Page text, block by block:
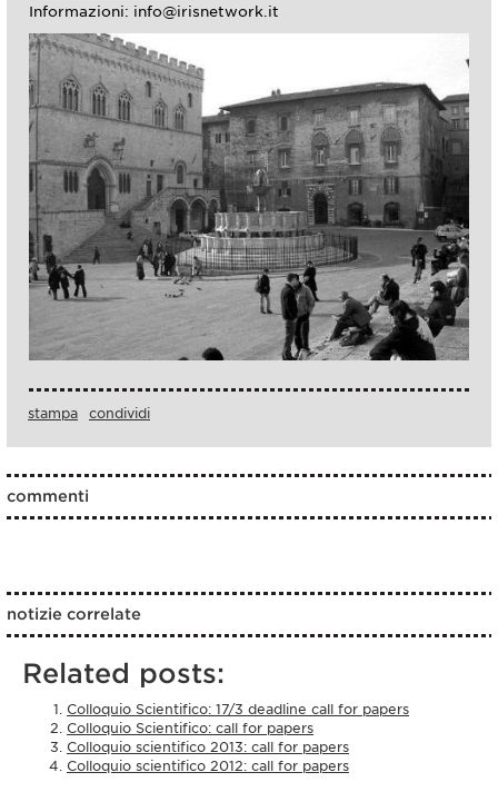
Informazioni: info@irisnetwork.it
stampa condividi
commenti
notizie correlate
Related posts:
Colloquio Scientifico: 17/3 deadline call for papers
Colloquio Scientifico: call for papers
Colloquio scientifico 2013: call for papers
Colloquio scientifico 2012: call for papers